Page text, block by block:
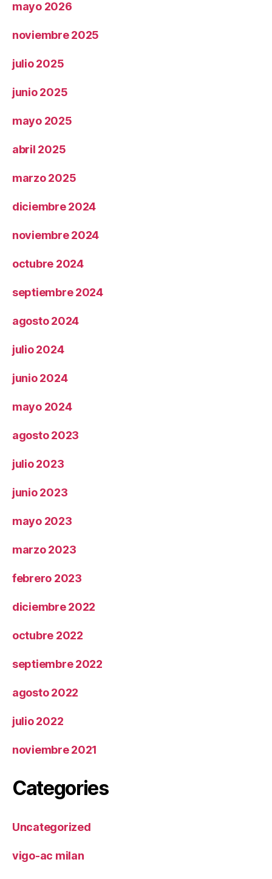
mayo 2026
noviembre 2025
julio 2025
junio 2025
mayo 2025
abril 2025
marzo 2025
diciembre 2024
noviembre 2024
octubre 2024
septiembre 2024
agosto 2024
julio 2024
junio 2024
mayo 2024
agosto 2023
julio 2023
junio 2023
mayo 2023
marzo 2023
febrero 2023
diciembre 2022
octubre 2022
septiembre 2022
agosto 2022
julio 2022
noviembre 2021
Categories
Uncategorized
vigo-ac milan